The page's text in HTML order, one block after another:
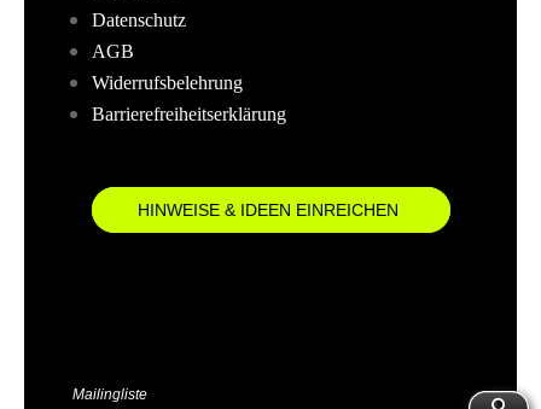
Datenschutz
AGB
Widerrufsbelehrung
Barrierefreiheitserklärung
HINWEISE & IDEEN EINREICHEN
Mailingliste